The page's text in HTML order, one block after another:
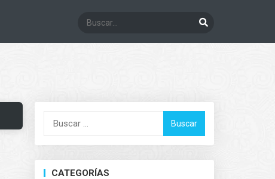
Buscar:
CATEGORÍAS